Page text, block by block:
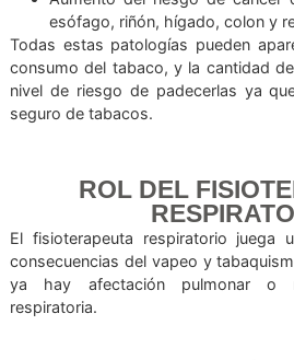
de la frecuencia de consumo.
RIESGOS
Las enfermedades inducidas
crónico de tabaco se encuentran:
Daño a casi todos los
Alrededor del 80% de las
Aumento significativo
cardiovasculares y